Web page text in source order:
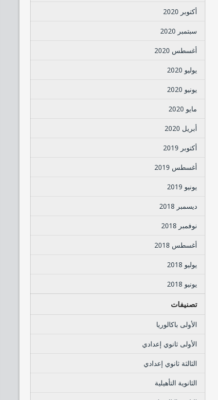
أكتوبر 2020
سبتمبر 2020
أغسطس 2020
يوليو 2020
يونيو 2020
مايو 2020
أبريل 2020
أكتوبر 2019
أغسطس 2019
يونيو 2019
ديسمبر 2018
نوفمبر 2018
أغسطس 2018
يوليو 2018
يونيو 2018
تصنيفات
الأولى باكالوريا
الأولى ثانوي إعدادي
الثالثة ثانوي إعدادي
الثانوية التأهيلية